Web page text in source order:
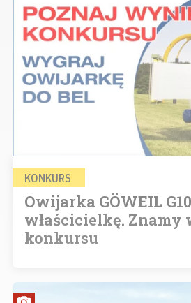
KONKURS
Owijarka GÖWEIL
właścicielkę.
konkursu